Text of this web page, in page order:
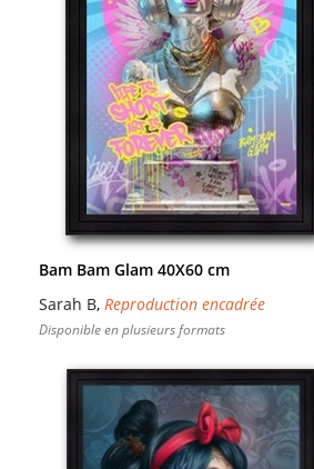
Bam Bam Glam 40X60 cm
Sarah B,Reproduction encadrée
Disponible en plusieurs formats